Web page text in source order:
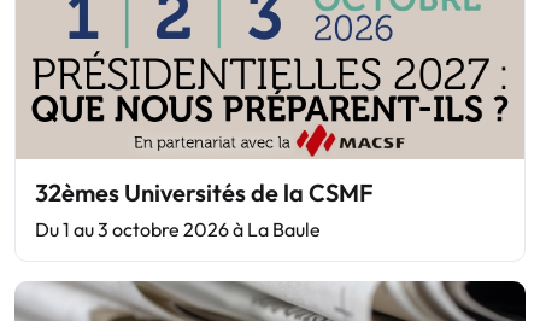
32èmes Universités de la CSMF
Du 1 au 3 octobre 2026 à La Baule